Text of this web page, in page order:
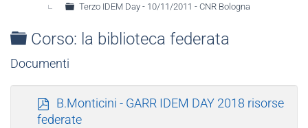
Terzo IDEM Day - 10/11/2011 - CNR Bologna
Cartella
Corso: la biblioteca federata
Documenti
p
d
B.Monticini - GARR IDEM DAY 2018 risorse
federate